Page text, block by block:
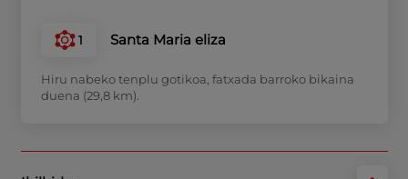
1 Santa Maria eliza
Hiru nabeko tenplu gotikoa, fatxada barroko bikaina
duena (29,8 km).